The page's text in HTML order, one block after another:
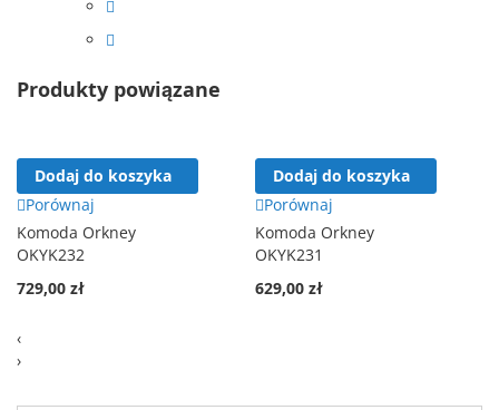
Produkty powiązane
Dodaj do koszyka
Porównaj
Komoda Orkney
OKYK232
729,00 zł
Dodaj do koszyka
Porównaj
Komoda Orkney
OKYK231
629,00 zł
‹
›